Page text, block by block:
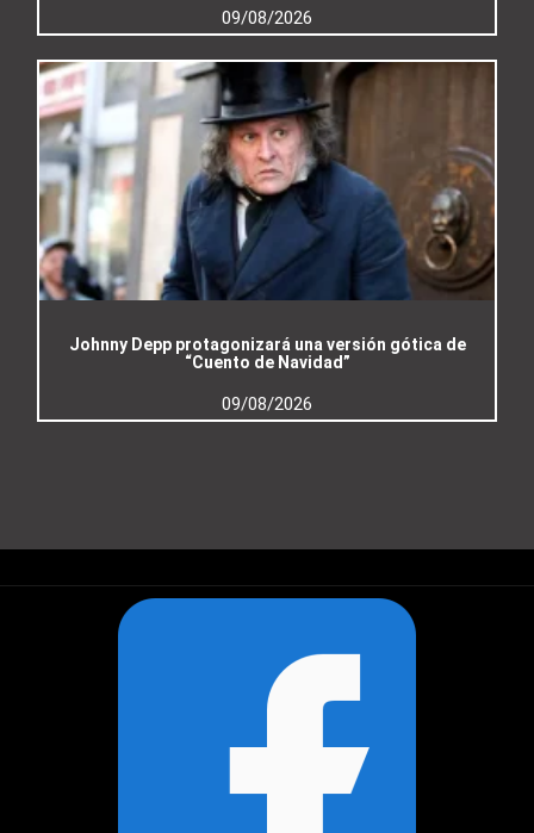
09/08/2026
Johnny Depp protagonizará una versión gótica de
“Cuento de Navidad”
09/08/2026